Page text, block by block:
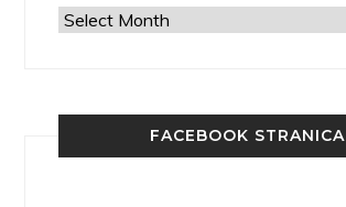
Arhiva
FACEBOOK STRANICA